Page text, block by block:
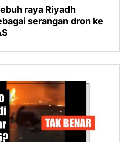
raya Riyadh
serangan dron ke